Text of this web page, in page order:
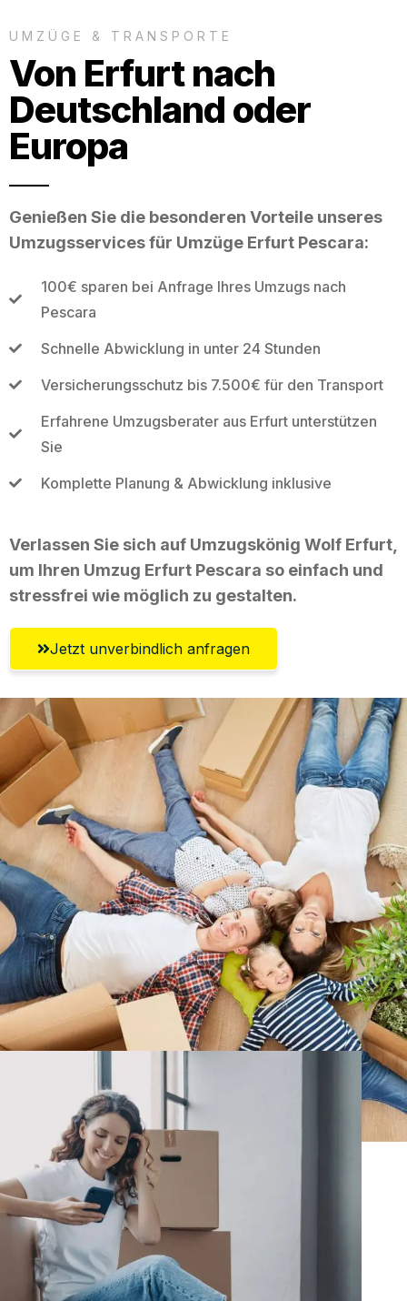
UMZÜGE & TRANSPORTE
Von Erfurt nach
Deutschland oder
Europa
Genießen Sie die besonderen Vorteile unseres
Umzugsservices für Umzüge Erfurt Pescara:
100€ sparen bei Anfrage Ihres Umzugs nach
Pescara
Schnelle Abwicklung in unter 24 Stunden
Versicherungsschutz bis 7.500€ für den Transport
Erfahrene Umzugsberater aus Erfurt unterstützen
Sie
Komplette Planung & Abwicklung inklusive
Verlassen Sie sich auf Umzugskönig Wolf Erfurt,
um Ihren Umzug Erfurt Pescara so einfach und
stressfrei wie möglich zu gestalten.
Jetzt unverbindlich anfragen